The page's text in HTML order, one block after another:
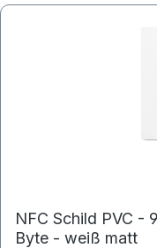
NFC Schild PVC -
Byte - weiß matt